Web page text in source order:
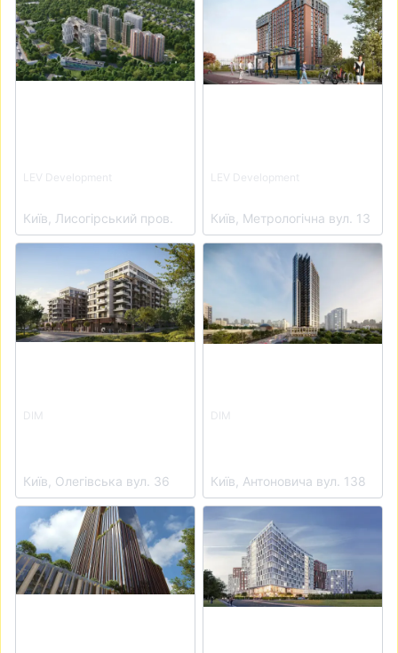
LEV Development
Київ, Лисогірський пров.
LEV Development
Київ, Метрологічна вул. 13
View details for Клубний будинок OLEGIV Podil
DIM
Київ, Олегівська вул. 36
View details for ЖК А136
DIM
Київ, Антоновича вул. 138
View details for ЖК THE ONEView details for ЖК LUCKY